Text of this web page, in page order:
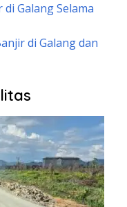
Galang Selama
di Galang dan